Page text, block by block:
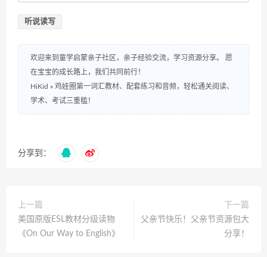
听说读写
欢迎来到童学启蒙亲子社区，亲子经验交流，学习资源分享。 愿
在宝宝的成长路上，我们共同前行！
HiKid » 鸡娃圈第一词汇教材、配套练习和音频，轻松通关阅读、
学术、考试三重槛！
分享到：
上一篇
美国原版ESL教材分级读物
《On Our Way to English》
下一篇
父亲节快乐！父亲节资源包大
分享！